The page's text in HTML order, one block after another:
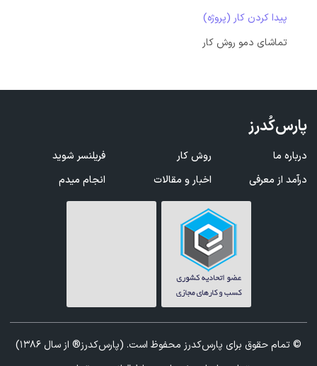
پیدا کردن کار (پروژه)
تماشای دمو روش کار
پارس‌کُدرز
درباره ما روش کار
فریلنسر شوید
درآمد از معرفی
اخبار و مقالات انجام میدم
© تمام حقوق برای پارس‌کدرز محفوظ است. (پارس‌کدرز® از سال 1386)